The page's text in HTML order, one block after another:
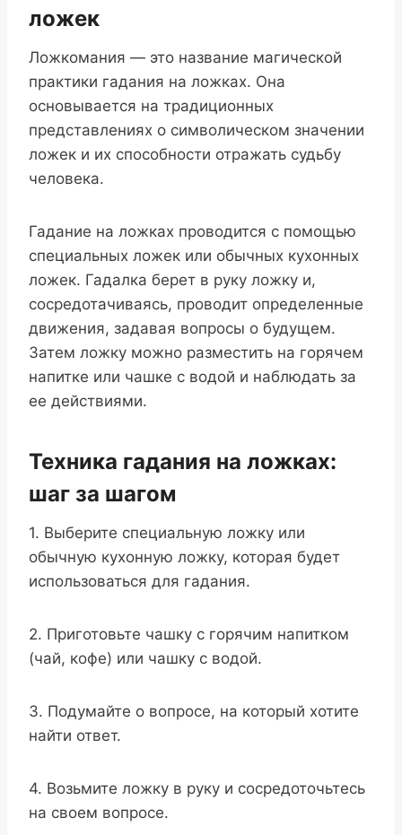
ложек
Ложкомания — это название магической
практики гадания на ложках. Она
основывается на традиционных
представлениях о символическом значении
ложек и их способности отражать судьбу
человека.
Гадание на ложках проводится с помощью
специальных ложек или обычных кухонных
ложек. Гадалка берет в руку ложку и,
сосредотачиваясь, проводит определенные
движения, задавая вопросы о будущем.
Затем ложку можно разместить на горячем
напитке или чашке с водой и наблюдать за
ее действиями.
Техника гадания на ложках:
шаг за шагом
1. Выберите специальную ложку или
обычную кухонную ложку, которая будет
использоваться для гадания.
2. Приготовьте чашку с горячим напитком
(чай, кофе) или чашку с водой.
3. Подумайте о вопросе, на который хотите
найти ответ.
4. Возьмите ложку в руку и сосредоточьтесь
на своем вопросе.